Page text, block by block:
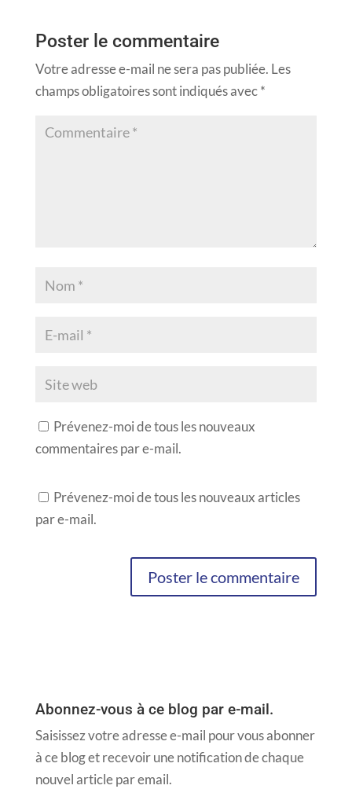
Poster le commentaire
Votre adresse e-mail ne sera pas publiée. Les
champs obligatoires sont indiqués avec*
Prévenez-moi de tous les nouveaux
commentaires par e-mail.
Prévenez-moi de tous les nouveaux articles
par e-mail.
Abonnez-vous à ce blog par e-mail.
Saisissez votre adresse e-mail pour vous abonner
à ce blog et recevoir une notification de chaque
nouvel article par email.